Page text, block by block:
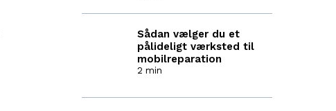
Sådan vælger du et
pålideligt værksted til
mobilreparation
2 min